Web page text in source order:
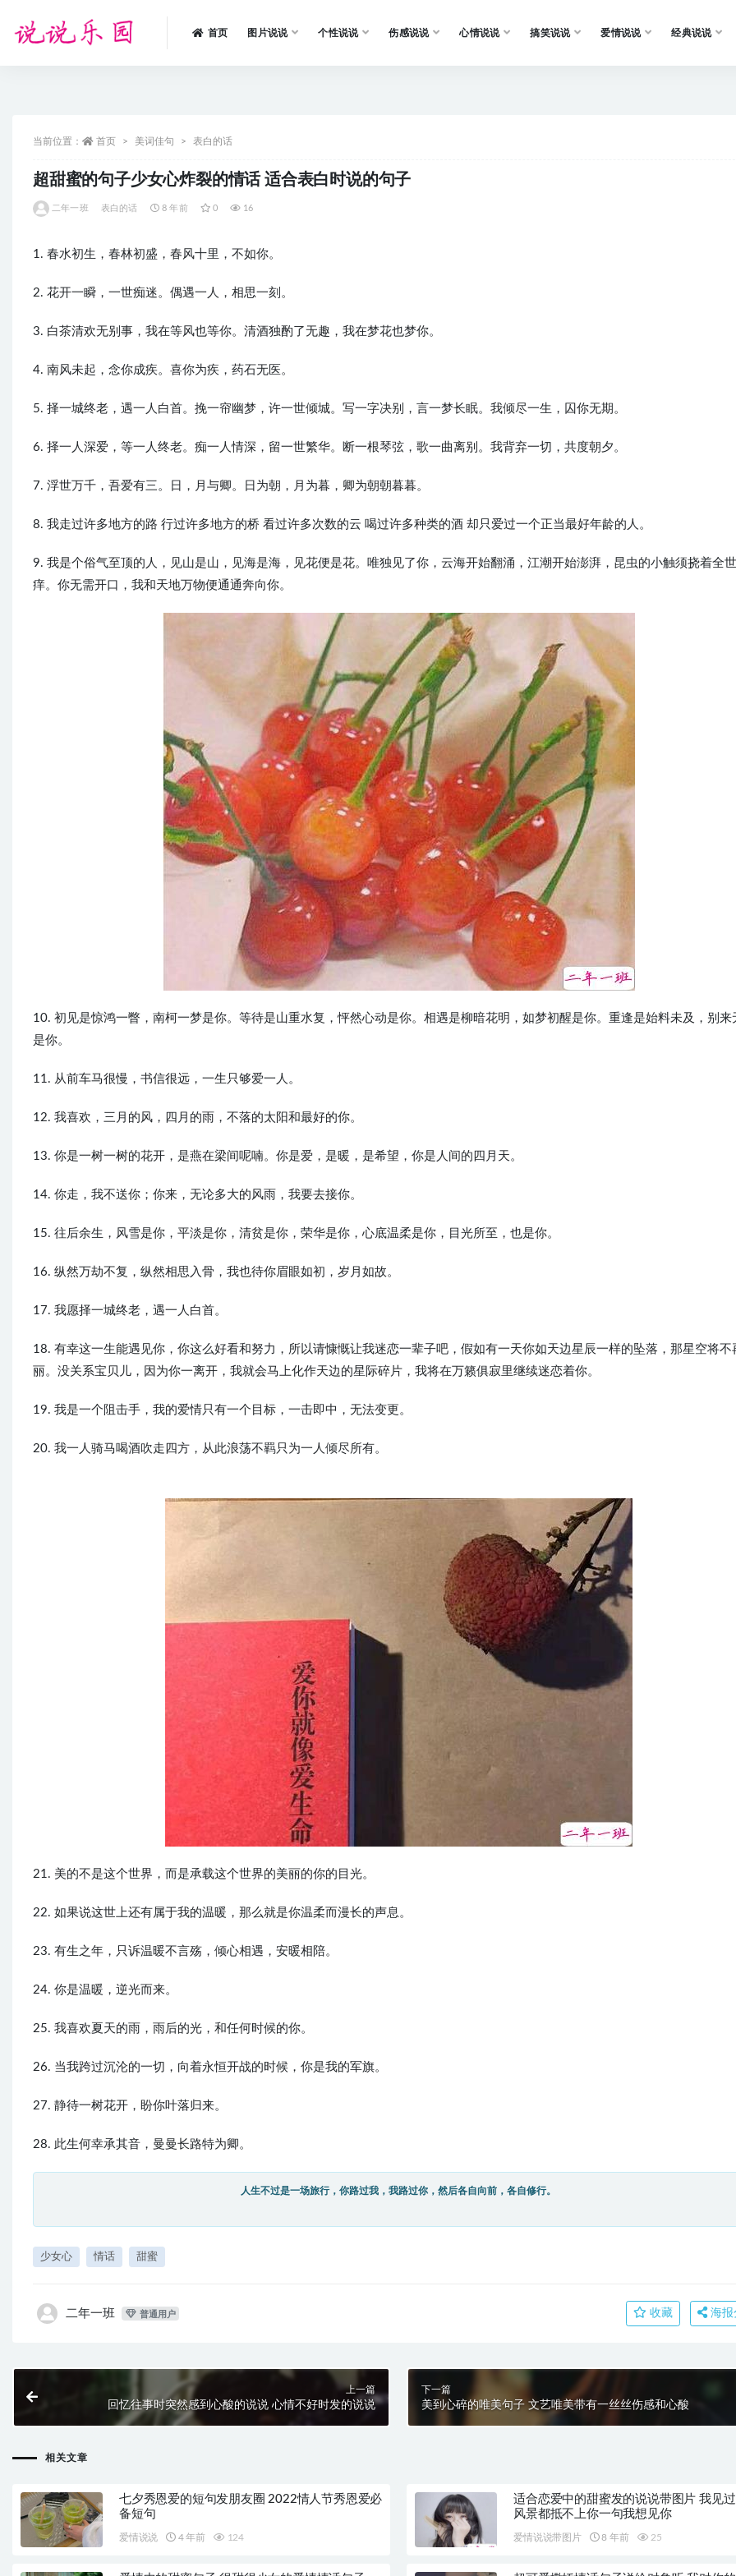
首页 图片说说 个性说说 伤感说说 心情说说 搞笑说说 爱情说说 经典说说
当前位置： 首页 美词佳句 表白的话
超甜蜜的句子少女心炸裂的情话 适合表白时说的句子
二年一班 表白的话 8 年前 0 16
1. 春水初生，春林初盛，春风十里，不如你。
2. 花开一瞬，一世痴迷。偶遇一人，相思一刻。
3. 白茶清欢无别事，我在等风也等你。清酒独酌了无趣，我在梦花也梦你。
4. 南风未起，念你成疾。喜你为疾，药石无医。
5. 择一城终老，遇一人白首。挽一帘幽梦，许一世倾城。写一字决别，言一梦长眠。我倾尽一生，囚你无期。
6. 择一人深爱，等一人终老。痴一人情深，留一世繁华。断一根琴弦，歌一曲离别。我背弃一切，共度朝夕。
7. 浮世万千，吾爱有三。日，月与卿。日为朝，月为暮，卿为朝朝暮暮。
8. 我走过许多地方的路 行过许多地方的桥 看过许多次数的云 喝过许多种类的酒 却只爱过一个正当最好年龄的人。
9. 我是个俗气至顶的人，见山是山，见海是海，见花便是花。唯独见了你，云海开始翻涌，江潮开始澎湃，昆虫的小触须挠着全
痒。你无需开口，我和天地万物便通通奔向你。
10. 初见是惊鸿一瞥，南柯一梦是你。等待是山重水复，怦然心动是你。相遇是柳暗花明，如梦初醒是你。重逢是始料未及，别来
是你。
11. 从前车马很慢，书信很远，一生只够爱一人。
12. 我喜欢，三月的风，四月的雨，不落的太阳和最好的你。
13. 你是一树一树的花开，是燕在梁间呢喃。你是爱，是暖，是希望，你是人间的四月天。
14. 你走，我不送你；你来，无论多大的风雨，我要去接你。
15. 往后余生，风雪是你，平淡是你，清贫是你，荣华是你，心底温柔是你，目光所至，也是你。
16. 纵然万劫不复，纵然相思入骨，我也待你眉眼如初，岁月如故。
17. 我愿择一城终老，遇一人白首。
18. 有幸这一生能遇见你，你这么好看和努力，所以请慷慨让我迷恋一辈子吧，假如有一天你如天边星辰一样的坠落，那星空将不
丽。没关系宝贝儿，因为你一离开，我就会马上化作天边的星际碎片，我将在万籁俱寂里继续迷恋着你。
19. 我是一个阻击手，我的爱情只有一个目标，一击即中，无法变更。
20. 我一人骑马喝酒吹走四方，从此浪荡不羁只为一人倾尽所有。
21. 美的不是这个世界，而是承载这个世界的美丽的你的目光。
22. 如果说这世上还有属于我的温暖，那么就是你温柔而漫长的声息。
23. 有生之年，只诉温暖不言殇，倾心相遇，安暖相陪。
24. 你是温暖，逆光而来。
25. 我喜欢夏天的雨，雨后的光，和任何时候的你。
26. 当我跨过沉沦的一切，向着永恒开战的时候，你是我的军旗。
27. 静待一树花开，盼你叶落归来。
28. 此生何幸承其音，曼曼长路特为卿。
人生不过是一场旅行，你路过我，我路过你，然后各自向前，各自修行。
少女心 情话 甜蜜
二年一班 普通用户 收藏 海报
上一篇
回忆往事时突然感到心酸的说说 心情不好时发的说说
下一篇
美到心碎的唯美句子 文艺唯美带有一丝丝伤感和心酸
相关文章
七夕秀恩爱的短句发朋友圈 2022情人节秀恩爱必
备短句
爱情说说 4 年前 124
适合恋爱中的甜蜜发的说说带图片 我见
风景都抵不上你一句我想见你
爱情说说带图片 8 年前 25